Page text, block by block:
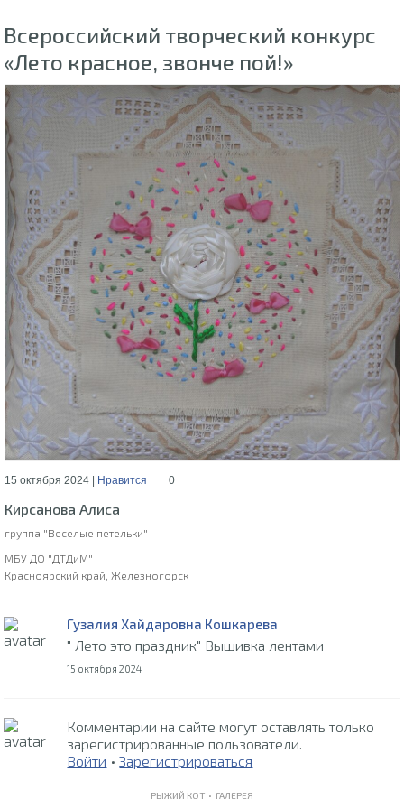
Всероссийский творческий конкурс
«Лето красное, звонче пой!»
15 октября 2024 | Нравится 0
Кирсанова Алиса
группа "Веселые петельки"
МБУ ДО "ДТДиМ"
Красноярский край, Железногорск
Гузалия Хайдаровна Кошкарева
" Лето это праздник" Вышивка лентами
15 октября 2024
Комментарии на сайте могут оставлять только
зарегистрированные пользователи.
Войти •Зарегистрироваться
РЫЖИЙ КОТ • ГАЛЕРЕЯ